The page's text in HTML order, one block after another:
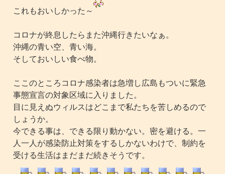
これもおいしかった～
コロナが終息したらまた沖縄行きたいなぁ。
沖縄の青い空、青い海。
そしておいしい食べ物。
ここのところコロナ感染者は急増し広島もついに緊急
事態宣言の対象区域に入りました。
目に見えぬウィルスはどこまで私たちを苦しめるので
しょうか。
今できる事は、できる限り動かない。密を避ける。一
人一人が感染防止対策をするしかないわけで、制約を
受ける生活はまだまだ続きそうです。